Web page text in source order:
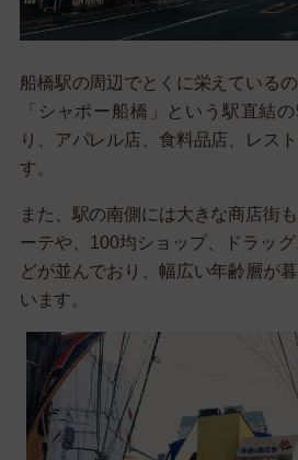
船橋駅の周辺でとくに栄えている
「シャポー船橋」という駅直結
り、アパレル店、食料品店、レス
す。
また、駅の南側には大きな商店街
ーテや、100均ショップ、ドラッ
どが並んでおり、幅広い年齢層が
います。